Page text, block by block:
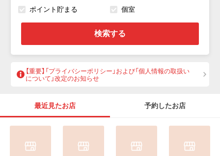
ポイント貯まる 個室
検索する
【重要】「プライバシーポリシー」および「個人情報の取扱い
について」改定のお知らせ
最近見たお店 予約したお店